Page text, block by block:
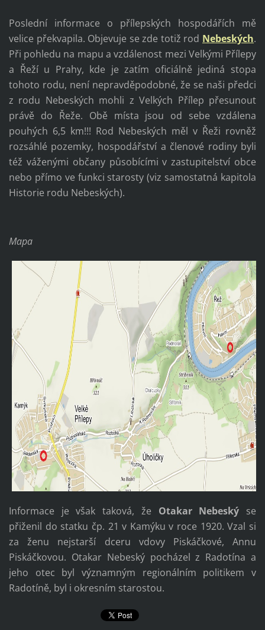
Poslední informace o přílepských hospodářích mě
velice překvapila. Objevuje se zde totiž rod Nebeských.
Při pohledu na mapu a vzdálenost mezi Velkými Přílepy
a Řeží u Prahy, kde je zatím oficiálně jediná stopa
tohoto rodu, není nepravděpodobné, že se naši předci
z rodu Nebeských mohli z Velkých Přílep přesunout
právě do Řeže. Obě místa jsou od sebe vzdálena
pouhých 6,5 km!!! Rod Nebeských měl v Řeži rovněž
rozsáhlé pozemky, hospodářství a členové rodiny byli
též váženými občany působícími v zastupitelství obce
nebo přímo ve funkci starosty (viz samostatná kapitola
Historie rodu Nebeských).
Mapa
Informace je však taková, že Otakar Nebeský se
přiženil do statku čp. 21 v Kamýku v roce 1920. Vzal si
za ženu nejstarší dceru vdovy Piskáčkové, Annu
Piskáčkovou. Otakar Nebeský pocházel z Radotína a
jeho otec byl významným regionálním politikem v
Radotíně, byl i okresním starostou.